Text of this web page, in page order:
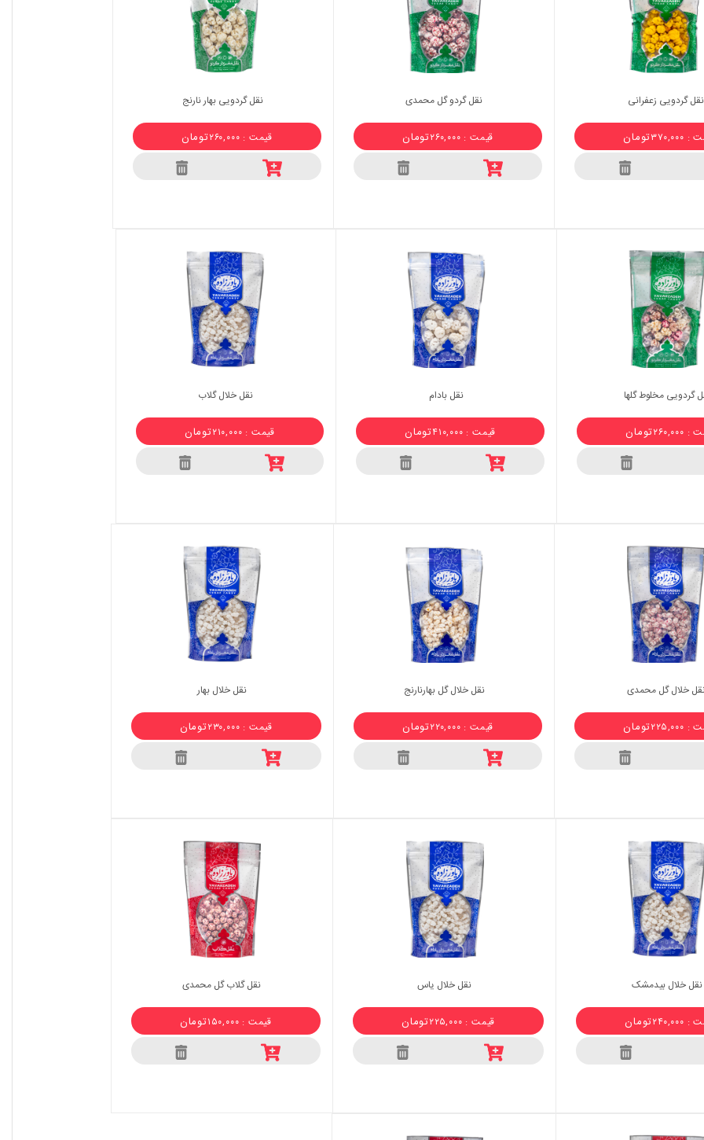
نقل گردویی زعفرانی
تومان
نقل گردو گل محمدی
قیمت : ۲۶۰,۰۰۰ تومان
نقل گردویی بهار نارنج
قیمت : ۲۶۰,۰۰۰ تومان
گردویی مخلوط گلها
تومان
نقل بادام
قیمت : ۴۱۰,۰۰۰ تومان
نقل خلال گلاب
قیمت : ۲۱۰,۰۰۰ تومان
خلال گل محمدی
تومان
نقل خلال گل بهارنارنج
قیمت : ۲۲۰,۰۰۰ تومان
نقل خلال بهار
قیمت : ۲۳۰,۰۰۰ تومان
نقل خلال بیدمشک
تومان
نقل خلال یاس
قیمت : ۲۲۵,۰۰۰ تومان
نقل گلاب گل محمدی
قیمت : ۱۵۰,۰۰۰ تومان